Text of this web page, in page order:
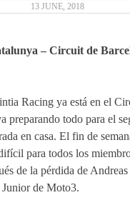
MOTOGP 2019
MOTOE 2019
MOTOGP 2018
MOTO3 2018
13 JUNE, 2018
– Circuit de
Racing ya está en el
preparando todo para el
en casa. El fin de
para todos los
de la pérdida de Andreas
de Moto3.